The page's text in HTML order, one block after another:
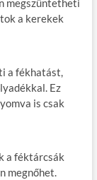
megszüntetheti
a kerekek
a fékhatást,
Ez
is csak
a féktárcsák
megnőhet.